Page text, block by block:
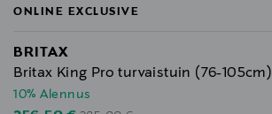
ONLINE EXCLUSIVE
BRITAX
Britax King Pro turvaistuin (76-105cm)
10% Alennus